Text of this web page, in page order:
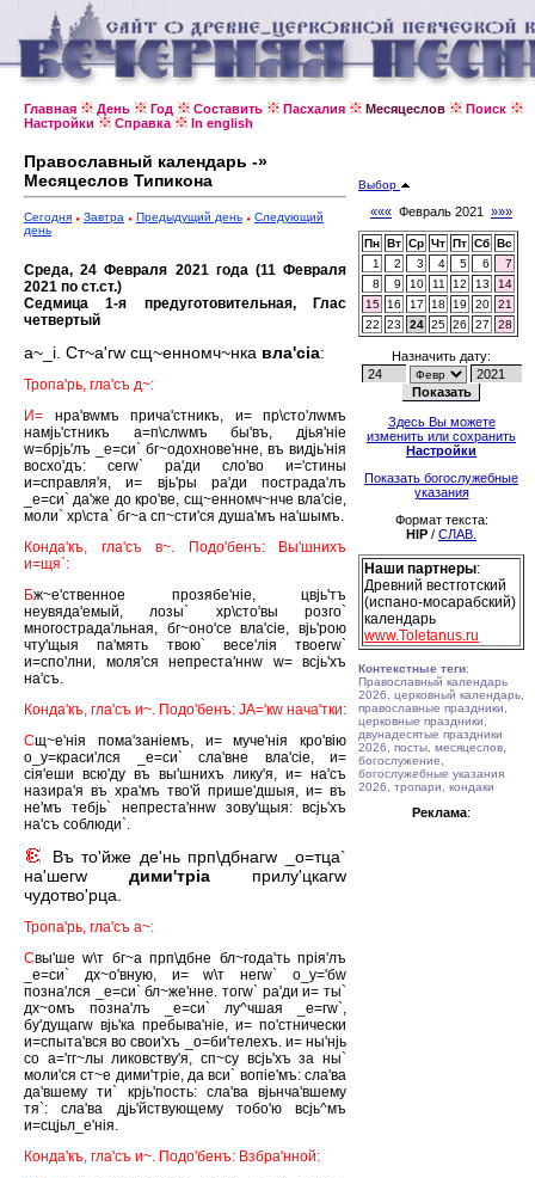
Главная День Год Составить Пасхалия Месяцеслов
Поиск
Настройки
Справка In english
Православный календарь -»
Месяцеслов Типикона
Сегодня Завтра Предыдущий день
Следующий
день
Среда, 24 Февраля 2021 года (11 Февраля
2021 по ст.ст.)
Седмица 1-я предуготовительная, Глас
четвертый
а~_i. Ст~а'гw сщ~енномч~нка вла'сiа:
Тропа'рь, гла'съ д~:
И= нра'вwмъ прича'стникъ, и= пр\сто'лwмъ
намjь'стникъ а=п\слwмъ бы'въ, дjья'нiе
w=брjь'лъ _е=си` бг~одохнове'нне, въ видjь'нiя
восхо'дъ: сегw` ра'ди сло'во и='стины
и=справля'я, и= вjь'ры ра'ди пострада'лъ
_е=си` да'же до кро'ве, сщ~енномч~нче вла'сiе,
моли` хр\ста` бг~а сп~сти'ся душа'мъ на'шымъ.
Конда'къ, гла'съ в~. Подо'бенъ: Вы'шнихъ
и=щя`:
Бж~е'ственное прозябе'нiе, цвjь'тъ
неувяда'емый, лозы` хр\сто'вы розго`
многострада'льная, бг~оно'се вла'сiе, вjь'рою
чту'щыя па'мять твою` весе'лiя твоегw`
и=спо'лни, моля'ся непреста'ннw w= всjь'хъ
на'съ.
Конда'къ, гла'съ и~. Подо'бенъ: JА='кw нача'тки:
Сщ~е'нiя пома'занiемъ, и= муче'нiя кро'вiю
о_у=краси'лся _е=си` сла'вне вла'сiе, и=
сiя'еши всю'ду въ вы'шнихъ лику'я, и= на'съ
назира'я въ хра'мъ тво'й прише'дшыя, и= въ
не'мъ тебjь` непреста'ннw зову'щыя: всjь'хъ
на'съ соблюди`.
Въ то'йже де'нь прп\дбнагw _о=тца`
на'шегw дими'трiа прилу'цкагw
чудотво'рца.
Тропа'рь, гла'съ а~:
Свы'ше w\т бг~а прп\дбне бл~года'ть прiя'лъ
_е=си` дх~о'вную, и= w\т негw` о_у='бw
позна'лся _е=си` бл~же'нне. тогw` ра'ди и= ты`
дх~омъ позна'лъ _е=си` лу^чшая _е=гw`,
бу'дущагw вjь'ка пребыва'нiе, и= по'стнически
и=спыта'вся во свои'хъ _о=би'телехъ. и= ны'нjь
со а='гг~лы ликовству'я, сп~су всjь'хъ за ны`
моли'ся ст~е дими'трiе, да вси` вопiе'мъ: сла'ва
да'вшему ти` крjь'пость: сла'ва вjьнча'вшему
тя`: сла'ва дjь'йствующему тобо'ю всjь^мъ
и=сцjьл_е'нiя.
Конда'къ, гла'съ и~. Подо'бенъ: Взбра'нной:
Выбор
««« Февраль 2021 »»»
Пн Вт Ср Чт Пт Сб Вс
1
2 3 4 5 6
7
8
9 10 11 12 13
14
15
16 17 18 19 20
21
22
23 24 25 26 27 28
Назначить дату:
Здесь Вы можете
изменить или сохранить
Настройки
Показать богослужебные
указания
Формат текста:
HIP / СЛАВ.
Наши партнеры:
Древний вестготский
(испано-мосарабский)
календарь
www.Toletanus.ru
Контекстные теги:
Православный календарь
2026, церковный календарь,
православные праздники,
церковные праздники,
двунадесятые праздники
2026, посты, месяцеслов,
богослужение,
богослужебные указания
2026, тропари, кондаки
Реклама: